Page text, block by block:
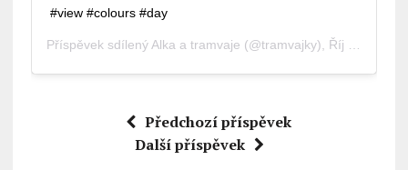
#view #colours #day
Příspěvek sdílený Alka a tramvaje (@tramvajky), Říj 19, 2019 v 2:44 PDT
Předchozí příspěvek
Další příspěvek